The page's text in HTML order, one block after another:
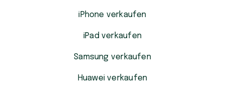
iPhone verkaufen
iPad verkaufen
Samsung verkaufen
Huawei verkaufen